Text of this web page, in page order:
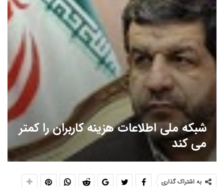
شبکه ملی اطلاعات هزینه کاربران را کمتر
می کند
به اشتراک گذاری